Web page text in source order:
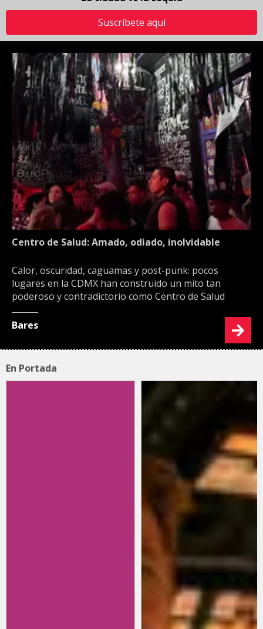
Suscríbete aquí
Centro de Salud: Amado, odiado, inolvidable
Calor, oscuridad, caguamas y post-punk: pocos
lugares en la CDMX han construido un mito tan
poderoso y contradictorio como Centro de Salud
Bares
En Portada